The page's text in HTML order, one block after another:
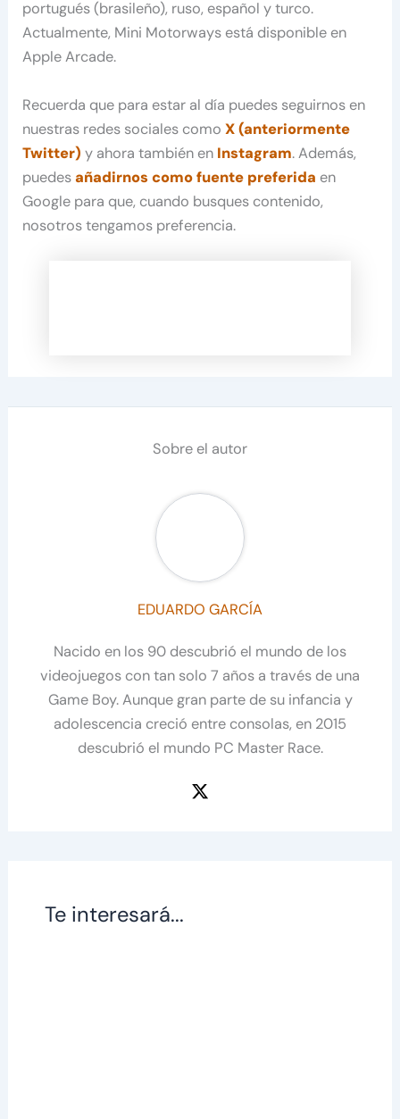
portugués (brasileño), ruso, español y turco.
Actualmente, Mini Motorways está disponible en
Apple Arcade.
Recuerda que para estar al día puedes seguirnos en
nuestras redes sociales comoX (anteriormente
Twitter) y ahora también en Instagram. Además,
puedesañadirnos como fuente preferida en
Google para que, cuando busques contenido,
nosotros tengamos preferencia.
Sobre el autor
EDUARDO GARCÍA
Nacido en los 90 descubrió el mundo de los
videojuegos con tan solo 7 años a través de una
Game Boy. Aunque gran parte de su infancia y
adolescencia creció entre consolas, en 2015
descubrió el mundo PC Master Race.
Te interesará...